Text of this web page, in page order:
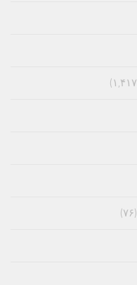
(۷۶)